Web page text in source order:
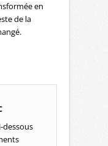
en
de la
dessous